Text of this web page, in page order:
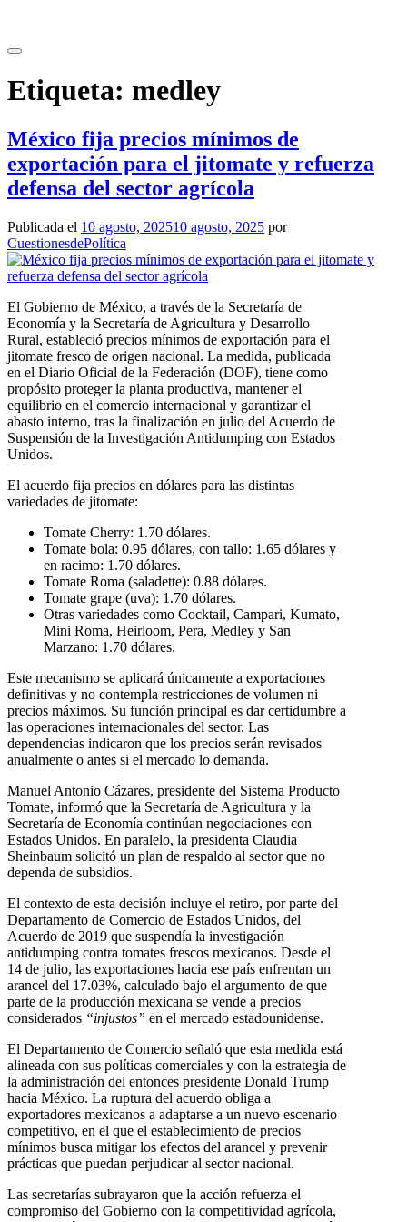
contenido
Etiqueta: medley
México fija precios mínimos de
exportación para el jitomate y refuerza
defensa del sector agrícola
Publicada el 10 agosto, 202510 agosto, 2025 por
CuestionesdePolítica
El Gobierno de México, a través de la Secretaría de
Economía y la Secretaría de Agricultura y Desarrollo
Rural, estableció precios mínimos de exportación para el
jitomate fresco de origen nacional. La medida, publicada
en el Diario Oficial de la Federación (DOF), tiene como
propósito proteger la planta productiva, mantener el
equilibrio en el comercio internacional y garantizar el
abasto interno, tras la finalización en julio del Acuerdo de
Suspensión de la Investigación Antidumping con Estados
Unidos.
El acuerdo fija precios en dólares para las distintas
variedades de jitomate:
Tomate Cherry: 1.70 dólares.
Tomate bola: 0.95 dólares, con tallo: 1.65 dólares y
en racimo: 1.70 dólares.
Tomate Roma (saladette): 0.88 dólares.
Tomate grape (uva): 1.70 dólares.
Otras variedades como Cocktail, Campari, Kumato,
Mini Roma, Heirloom, Pera, Medley y San
Marzano: 1.70 dólares.
Este mecanismo se aplicará únicamente a exportaciones
definitivas y no contempla restricciones de volumen ni
precios máximos. Su función principal es dar certidumbre a
las operaciones internacionales del sector. Las
dependencias indicaron que los precios serán revisados
anualmente o antes si el mercado lo demanda.
Manuel Antonio Cázares, presidente del Sistema Producto
Tomate, informó que la Secretaría de Agricultura y la
Secretaría de Economía continúan negociaciones con
Estados Unidos. En paralelo, la presidenta Claudia
Sheinbaum solicitó un plan de respaldo al sector que no
dependa de subsidios.
El contexto de esta decisión incluye el retiro, por parte del
Departamento de Comercio de Estados Unidos, del
Acuerdo de 2019 que suspendía la investigación
antidumping contra tomates frescos mexicanos. Desde el
14 de julio, las exportaciones hacia ese país enfrentan un
arancel del 17.03%, calculado bajo el argumento de que
parte de la producción mexicana se vende a precios
considerados “injustos” en el mercado estadounidense.
El Departamento de Comercio señaló que esta medida está
alineada con sus políticas comerciales y con la estrategia de
la administración del entonces presidente Donald Trump
hacia México. La ruptura del acuerdo obliga a
exportadores mexicanos a adaptarse a un nuevo escenario
competitivo, en el que el establecimiento de precios
mínimos busca mitigar los efectos del arancel y prevenir
prácticas que puedan perjudicar al sector nacional.
Las secretarías subrayaron que la acción refuerza el
compromiso del Gobierno con la competitividad agrícola,